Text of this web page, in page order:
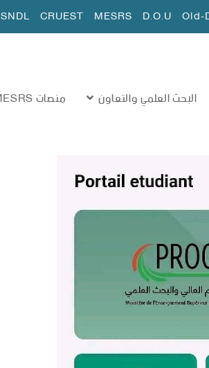
Old-
D.O.U
MESRS
CRUEST
SNDL
البحث العلمي والتعاون منصات MESRS